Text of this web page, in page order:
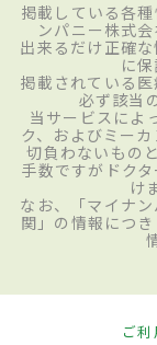
掲載している各
ンパニー株式
出来るだけ正確
に
掲載されている
必ず該当
当サービスによ
ク、およびミー
切負わないもの
手数ですがドク
け
なお、「マイナ
関」の情報につ
ご